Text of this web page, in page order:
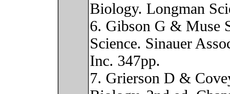
Biology. Longman
6. Gibson G & Muse
Science. Sinauer
Inc. 347pp.
7. Grierson D &